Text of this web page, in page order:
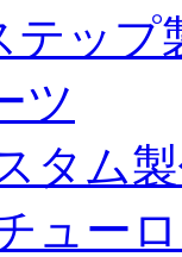
ップ
ツ
タム
ュー